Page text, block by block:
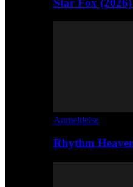
Star Fox
Anmeldelse
Rhythm